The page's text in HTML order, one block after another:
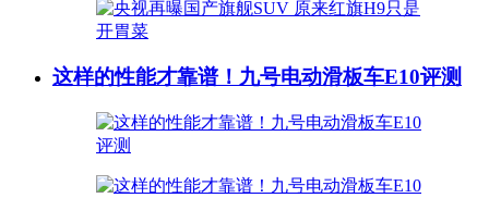
这样的性能才靠谱！九号电动滑板车E10评测